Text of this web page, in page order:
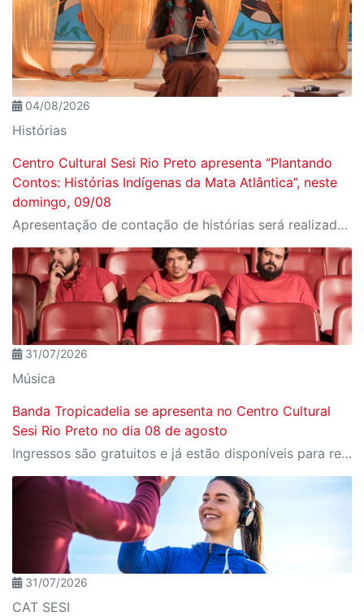
04/08/2026
Histórias
Centro Cultural Sesi Rio Preto apresenta “Plantando
Contos: Histórias Indígenas da Mata Atlântica”, neste
domingo, 09/08
Apresentação de contação de histórias será realizada às 15h, no Espaço Flamboyant. Os ingressos são gratuitos
31/07/2026
Música
Banda Tropicadelia se apresenta no Centro Cultural
Sesi Rio Preto no dia 08 de agosto
Ingressos são gratuitos e já estão disponíveis para reserva no Meu Sesi
31/07/2026
CAT SESI